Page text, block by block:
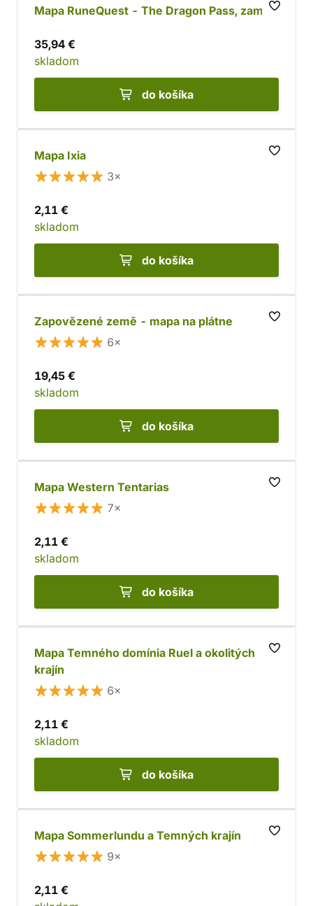
Mapa RuneQuest - The Dragon Pass, zamat
35,94 €
skladom
do košíka
Mapa Ixia
3×
2,11 €
skladom
do košíka
Zapovězené země - mapa na plátne
6×
19,45 €
skladom
do košíka
Mapa Western Tentarias
7×
2,11 €
skladom
do košíka
Mapa Temného domínia Ruel a okolitých
krajín
6×
2,11 €
skladom
do košíka
Mapa Sommerlundu a Temných krajín
9×
2,11 €